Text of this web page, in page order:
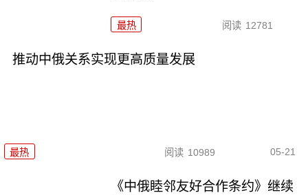
最热 阅读 12781
推动中俄关系实现更高质量发展
最热 阅读 10989 05-21
《中俄睦邻友好合作条约》继续